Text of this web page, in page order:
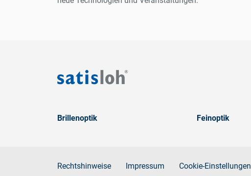
Brillenoptik Feinoptik
Rechtshinweise Impressum Cookie-Einstellungen